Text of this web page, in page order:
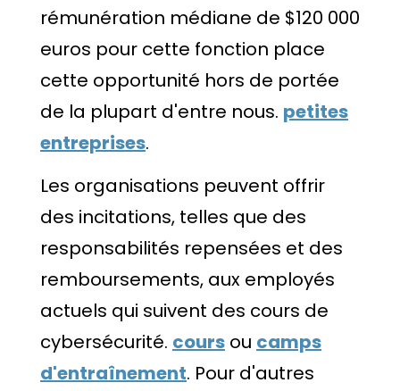
rémunération médiane de $120 000
euros pour cette fonction place
cette opportunité hors de portée
de la plupart d'entre nous. petites
entreprises.
Les organisations peuvent offrir
des incitations, telles que des
responsabilités repensées et des
remboursements, aux employés
actuels qui suivent des cours de
cybersécurité. cours ou camps
d'entraînement. Pour d'autres